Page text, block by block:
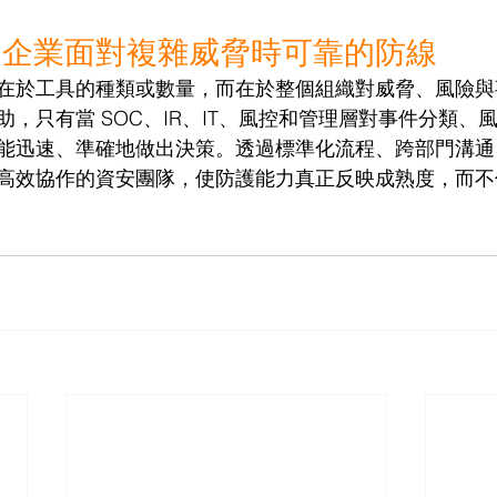
業面對複雜威脅時可靠的防線
於工具的種類或數量，而在於整個組織對威脅、風險
，只有當 SOC、IR、IT、風控和管理層對事件分類、
迅速、準確地做出決策。透過標準化流程、跨部門溝
效協作的資安團隊，使防護能力真正反映成熟度，而